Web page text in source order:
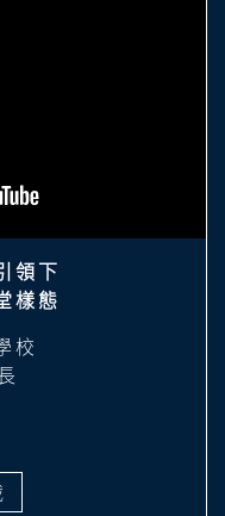
領下
樣態
校